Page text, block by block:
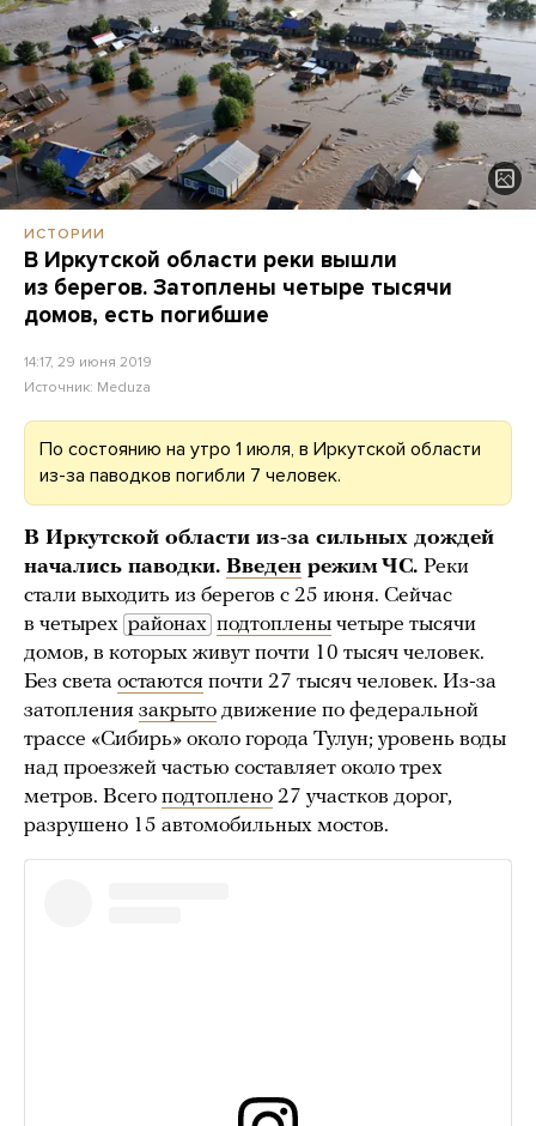
ИСТОРИИ
В Иркутской области реки вышли
из берегов. Затоплены четыре тысячи
домов, есть погибшие
14:17, 29 июня 2019
Источник: Meduza
По состоянию на утро 1 июля, в Иркутской области
из-за паводков погибли 7 человек.
В Иркутской области из-за сильных дождей
начались паводки. Введен режим ЧС. Реки
стали выходить из берегов с 25 июня. Сейчас
в четырех районах подтоплены четыре тысячи
домов, в которых живут почти 10 тысяч человек.
Без света остаются почти 27 тысяч человек. Из-за
затопления закрыто движение по федеральной
трассе «Сибирь» около города Тулун; уровень воды
над проезжей частью составляет около трех
метров. Всего подтоплено 27 участков дорог,
разрушено 15 автомобильных мостов.